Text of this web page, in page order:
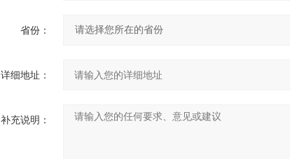
省份：
详细地址：
补充说明：